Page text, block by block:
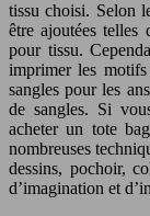
tissu choisi. Selon
être ajoutées telles
pour tissu.
imprimer les
sangles pour les
de sangles. Si
acheter un tote
nombreuses
dessins, pochoir,
d’imagination et